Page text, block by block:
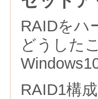
RAIDをハ
どうした
RAID1構